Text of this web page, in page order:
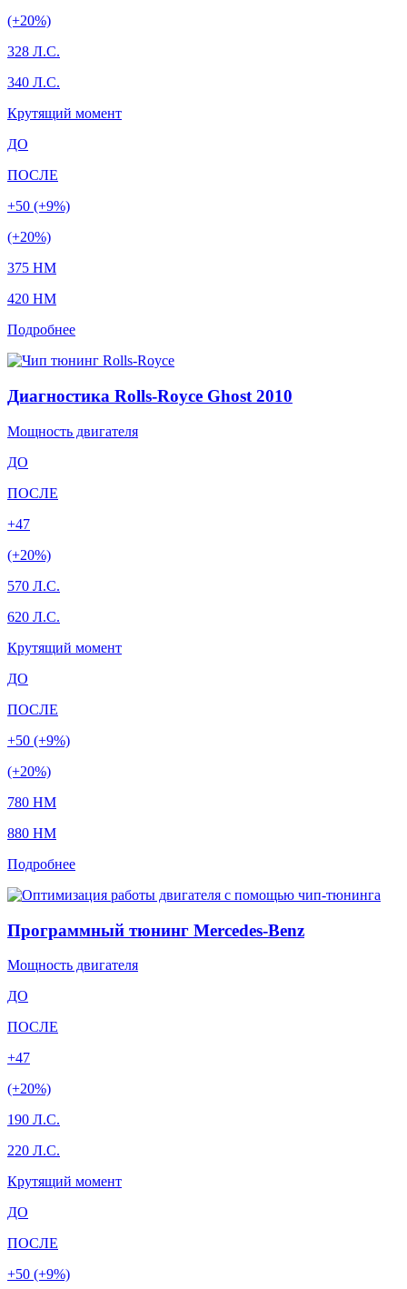
(+20%)
328 Л.С.
340 Л.С.
Крутящий момент
ДО
ПОСЛЕ
+50 (+9%)
(+20%)
375 HM
420 HM
Подробнее
Диагностика Rolls-Royce Ghost 2010
Мощность двигателя
ДО
ПОСЛЕ
+47
(+20%)
570 Л.С.
620 Л.С.
Крутящий момент
ДО
ПОСЛЕ
+50 (+9%)
(+20%)
780 HM
880 HM
Подробнее
Программный тюнинг Mercedes-Benz
Мощность двигателя
ДО
ПОСЛЕ
+47
(+20%)
190 Л.С.
220 Л.С.
Крутящий момент
ДО
ПОСЛЕ
+50 (+9%)